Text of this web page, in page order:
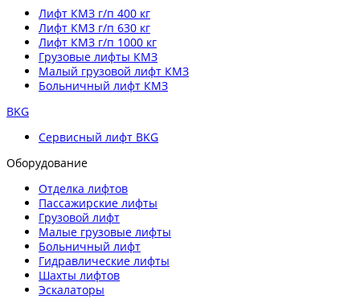
Лифт КМЗ г/п 400 кг
Лифт КМЗ г/п 630 кг
Лифт КМЗ г/п 1000 кг
Грузовые лифты КМЗ
Малый грузовой лифт КМЗ
Больничный лифт КМЗ
BKG
Сервисный лифт BKG
Оборудование
Отделка лифтов
Пассажирские лифты
Грузовой лифт
Малые грузовые лифты
Больничный лифт
Гидравлические лифты
Шахты лифтов
Эскалаторы